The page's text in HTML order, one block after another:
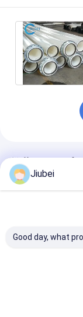
推薦されたプ
Jiubei
Good day, what